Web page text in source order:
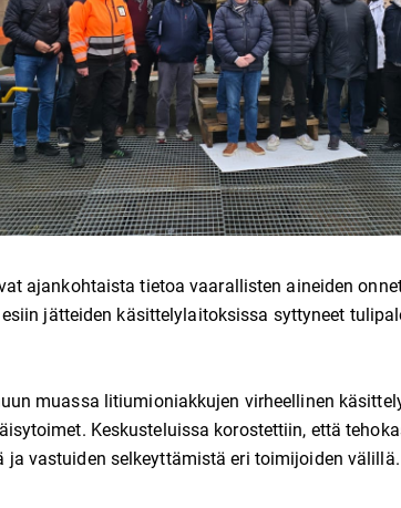
ajankohtaista tietoa vaarallisten aineiden
jätteiden käsittelylaitoksissa syttyneet
muassa litiumioniakkujen virheellinen
Keskusteluissa korostettiin, että
ja vastuiden selkeyttämistä eri toimijoiden välillä.